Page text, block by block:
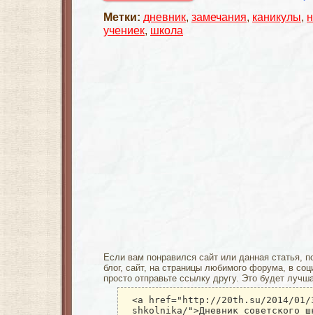
Метки: дневник, замечания, каникулы,
учениек, школа
Если вам понравился сайт или данная статья,
блог, сайт, на страницы любимого форума, в
просто отправьте ссылку другу. Это будет
<a href="http://20th.su/2014/01/
shkolnika/">Дневник советского